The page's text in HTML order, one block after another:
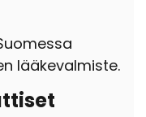
lääkevalmiste.